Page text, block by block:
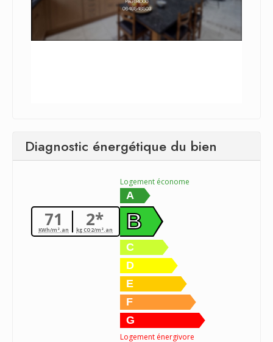
Diagnostic énergétique du bien
71
KWh/m².an 2*
kg CO2/m².an
Logement économe
A
B
C
D
E
F
G
Logement énergivore